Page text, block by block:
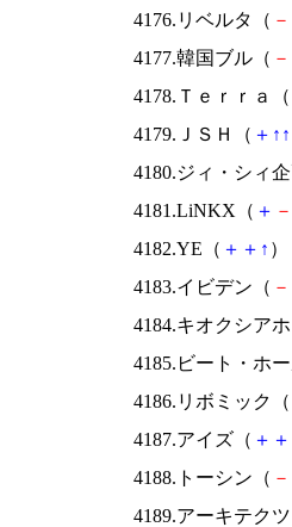
4176.リベルタ（ －
4177.韓国ブル（ －
4178.Ｔｅｒｒａ（
4179.ＪＳＨ（ ＋ ↑ ↑
4180.ジィ・シィ
4181.LiNKX（ ＋ －
4182.YE（ ＋ ＋ ↑ ）
4183.イビデン（ －
4184.キオクシア
4185.ビート・ホ
4186.リボミック（
4187.アイズ（ ＋ ＋
4188.トーシン（ －
4189.アーキテク